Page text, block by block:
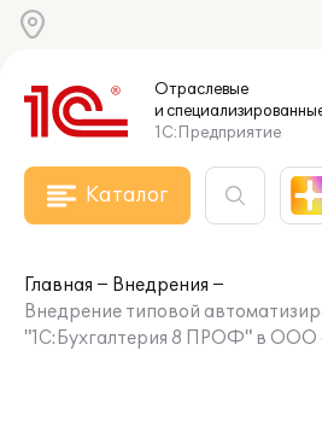
Отраслевые
и
1С:Предприятие
Каталог
Главная
Внедрения
Внедрение типовой
"1С:Бухгалтерия 8 ПРОФ" в ООО